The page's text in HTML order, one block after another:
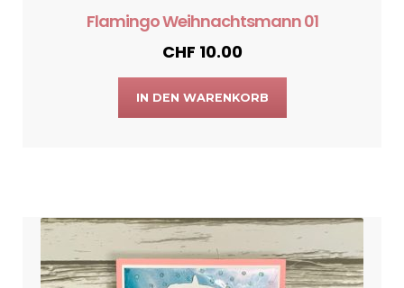
Flamingo Weihnachtsmann 01
CHF 10.00
IN DEN WARENKORB